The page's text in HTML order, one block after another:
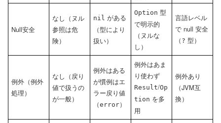
Null安全
なし（ヌル
参照は危
険）
nil がある
（型により
扱い）
Option 型
で明示的
（ヌルな
し）
言語レベル
で null 安全
（ ? 型）
例外（例外
処理）
なし（戻り
値で扱うの
が一般）
例外はある
が慣例はエ
ラー戻り値
（error）
例外はあま
り使わず
Result/Op
tion を多
用
例外あり
（JVM互
換）